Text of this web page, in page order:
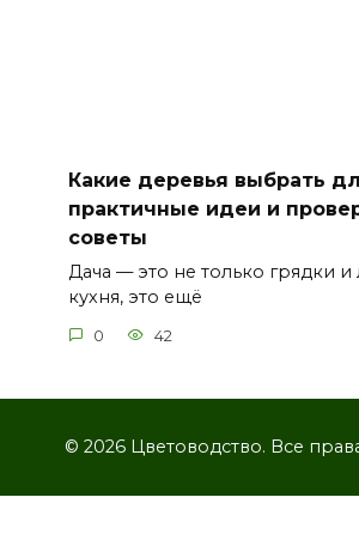
Какие деревья выбрать
практичные идеи и
советы
Дача — это не только грядки и
кухня, это ещё
0 42
© 2026 Цветоводство. Все